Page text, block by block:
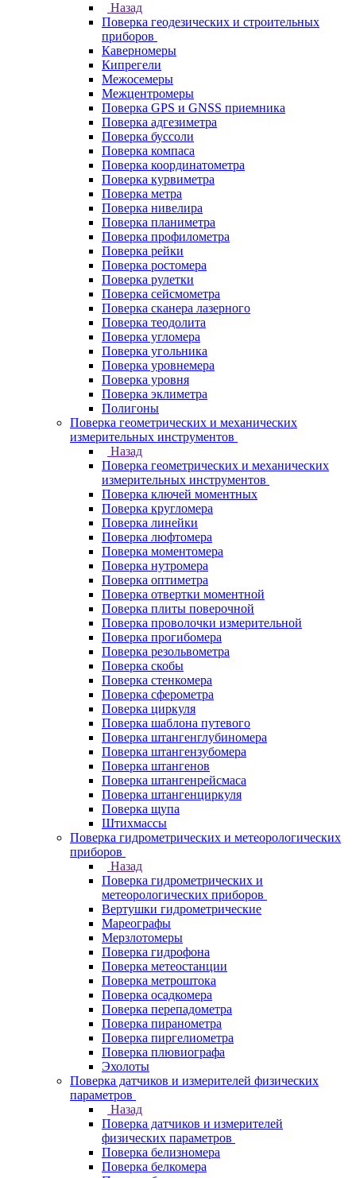
Назад
Поверка геодезических и строительных
приборов
Каверномеры
Кипрегели
Межосемеры
Межцентромеры
Поверка GPS и GNSS приемника
Поверка адгезиметра
Поверка буссоли
Поверка компаса
Поверка координатометра
Поверка курвиметра
Поверка метра
Поверка нивелира
Поверка планиметра
Поверка профилометра
Поверка рейки
Поверка ростомера
Поверка рулетки
Поверка сейсмометра
Поверка сканера лазерного
Поверка теодолита
Поверка угломера
Поверка угольника
Поверка уровнемера
Поверка уровня
Поверка эклиметра
Полигоны
Поверка геометрических и механических
измерительных инструментов
Назад
Поверка геометрических и механических
измерительных инструментов
Поверка ключей моментных
Поверка кругломера
Поверка линейки
Поверка люфтомера
Поверка моментомера
Поверка нутромера
Поверка оптиметра
Поверка отвертки моментной
Поверка плиты поверочной
Поверка проволочки измерительной
Поверка прогибомера
Поверка резольвометра
Поверка скобы
Поверка стенкомера
Поверка сферометра
Поверка циркуля
Поверка шаблона путевого
Поверка штангенглубиномера
Поверка штангензубомера
Поверка штангенов
Поверка штангенрейсмаса
Поверка штангенциркуля
Поверка щупа
Штихмассы
Поверка гидрометрических и метеорологических
приборов
Назад
Поверка гидрометрических и
метеорологических приборов
Вертушки гидрометрические
Мареографы
Мерзлотомеры
Поверка гидрофона
Поверка метеостанции
Поверка метроштока
Поверка осадкомера
Поверка перепадометра
Поверка пиранометра
Поверка пиргелиометра
Поверка плювиографа
Эхолоты
Поверка датчиков и измерителей физических
параметров
Назад
Поверка датчиков и измерителей
физических параметров
Поверка белизномера
Поверка белкомера